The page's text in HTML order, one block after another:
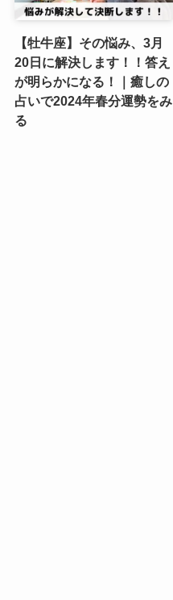
【牡牛座】その悩み、3月
20日に解決します！！答え
が明らかになる！｜癒しの
占いで2024年春分運勢をみ
る